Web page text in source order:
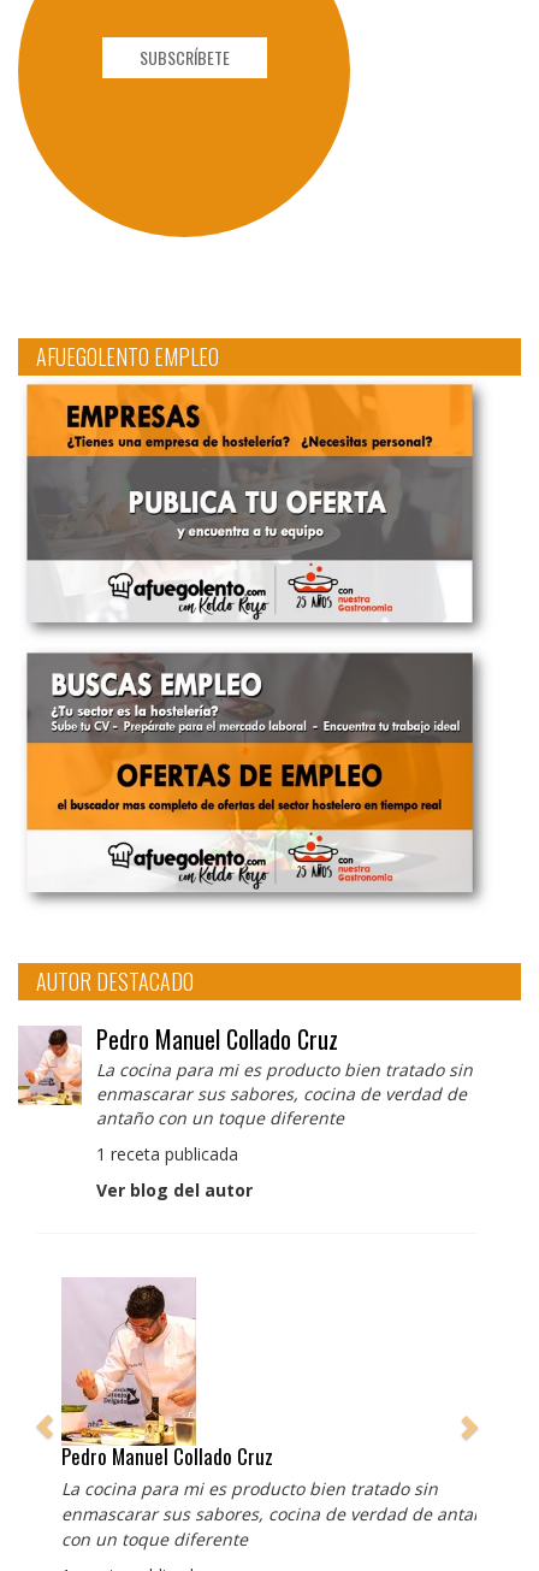
SUBSCRÍBETE
AFUEGOLENTO EMPLEO
AUTOR DESTACADO
Pedro Manuel Collado Cruz
La cocina para mi es producto bien tratado sin
enmascarar sus sabores, cocina de verdad de
antaño con un toque diferente
1 receta publicada
Ver blog del autor
Pedro Manuel Collado Cruz
La cocina para mi es producto bien tratado sin
enmascarar sus sabores, cocina de verdad de antaño
con un toque diferente